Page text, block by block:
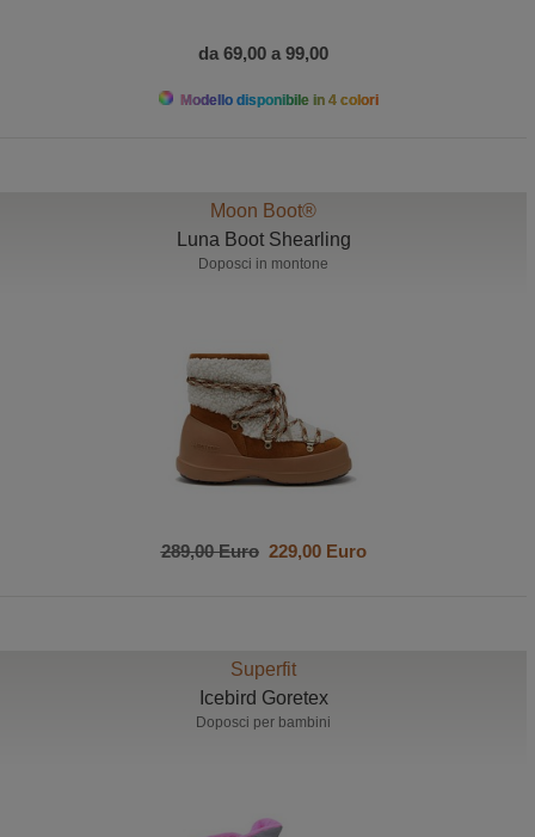
da 69,00 a 99,00
Modello disponibile in 4 colori
Moon Boot®
Luna Boot Shearling
Doposci in montone
289,00 Euro229,00 Euro
Superfit
Icebird Goretex
Doposci per bambini